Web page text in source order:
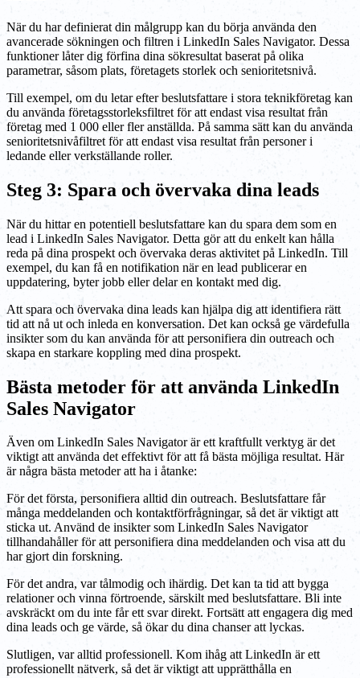
När du har definierat din målgrupp kan du börja använda den
avancerade sökningen och filtren i LinkedIn Sales Navigator. Dessa
funktioner låter dig förfina dina sökresultat baserat på olika
parametrar, såsom plats, företagets storlek och senioritetsnivå.
Till exempel, om du letar efter beslutsfattare i stora teknikföretag kan
du använda företagsstorleksfiltret för att endast visa resultat från
företag med 1 000 eller fler anställda. På samma sätt kan du använda
senioritetsnivåfiltret för att endast visa resultat från personer i
ledande eller verkställande roller.
Steg 3: Spara och övervaka dina leads
När du hittar en potentiell beslutsfattare kan du spara dem som en
lead i LinkedIn Sales Navigator. Detta gör att du enkelt kan hålla
reda på dina prospekt och övervaka deras aktivitet på LinkedIn. Till
exempel, du kan få en notifikation när en lead publicerar en
uppdatering, byter jobb eller delar en kontakt med dig.
Att spara och övervaka dina leads kan hjälpa dig att identifiera rätt
tid att nå ut och inleda en konversation. Det kan också ge värdefulla
insikter som du kan använda för att personifiera din outreach och
skapa en starkare koppling med dina prospekt.
Bästa metoder för att använda LinkedIn
Sales Navigator
Även om LinkedIn Sales Navigator är ett kraftfullt verktyg är det
viktigt att använda det effektivt för att få bästa möjliga resultat. Här
är några bästa metoder att ha i åtanke:
För det första, personifiera alltid din outreach. Beslutsfattare får
många meddelanden och kontaktförfrågningar, så det är viktigt att
sticka ut. Använd de insikter som LinkedIn Sales Navigator
tillhandahåller för att personifiera dina meddelanden och visa att du
har gjort din forskning.
För det andra, var tålmodig och ihärdig. Det kan ta tid att bygga
relationer och vinna förtroende, särskilt med beslutsfattare. Bli inte
avskräckt om du inte får ett svar direkt. Fortsätt att engagera dig med
dina leads och ge värde, så ökar du dina chanser att lyckas.
Slutligen, var alltid professionell. Kom ihåg att LinkedIn är ett
professionellt nätverk, så det är viktigt att upprätthålla en